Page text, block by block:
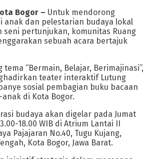
Bogor – Untuk mendorong
anak dan pelestarian budaya lokal
seni pertunjukan, komunitas Ruang
sebuah acara bertajuk
tema “Bermain, Belajar, Berimajinasi”,
teater interaktif Lutung
sosial pembagian buku bacaan
di Kota Bogor.
budaya akan digelar pada Jumat
18.00 WIB di Atrium Lantai II
Pajajaran No.40, Tugu Kujang,
Kota Bogor, Jawa Barat.